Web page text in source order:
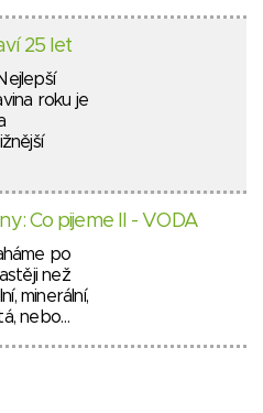
25 let
roku je
Co pijeme II - VODA
po
než
minerální,
nebo…